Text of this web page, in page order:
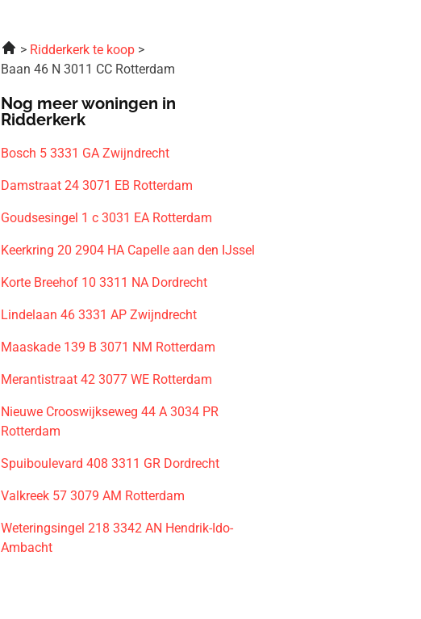
Ridderkerk te koop
Baan 46 N 3011 CC Rotterdam
Nog meer woningen in
Ridderkerk
Bosch 5 3331 GA Zwijndrecht
Damstraat 24 3071 EB Rotterdam
Goudsesingel 1 c 3031 EA Rotterdam
Keerkring 20 2904 HA Capelle aan den IJssel
Korte Breehof 10 3311 NA Dordrecht
Lindelaan 46 3331 AP Zwijndrecht
Maaskade 139 B 3071 NM Rotterdam
Merantistraat 42 3077 WE Rotterdam
Nieuwe Crooswijkseweg 44 A 3034 PR
Rotterdam
Spuiboulevard 408 3311 GR Dordrecht
Valkreek 57 3079 AM Rotterdam
Weteringsingel 218 3342 AN Hendrik-Ido-
Ambacht